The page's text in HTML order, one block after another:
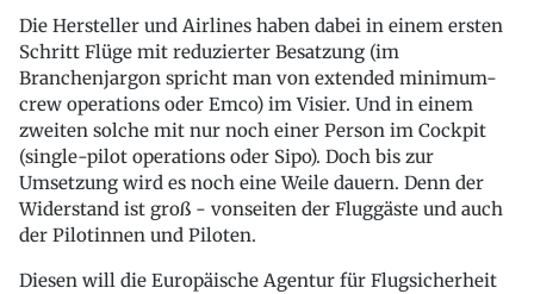
Die Hersteller und Airlines haben dabei in einem ersten
Schritt Flüge mit reduzierter Besatzung (im
Branchenjargon spricht man von extended minimum-
crew operations oder Emco) im Visier. Und in einem
zweiten solche mit nur noch einer Person im Cockpit
(single-pilot operations oder Sipo). Doch bis zur
Umsetzung wird es noch eine Weile dauern. Denn der
Widerstand ist groß - vonseiten der Fluggäste und auch
der Pilotinnen und Piloten.
Diesen will die Europäische Agentur für Flugsicherheit